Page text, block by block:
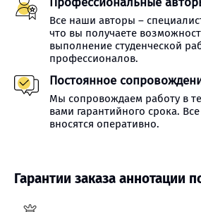
Все наши авторы –
что вы получаете
выполнение студенческой
профессионалов.
Постоянное
Мы сопровождаем работу в
вами гарантийного срока.
вносятся оперативно.
Гарантии заказа аннотации